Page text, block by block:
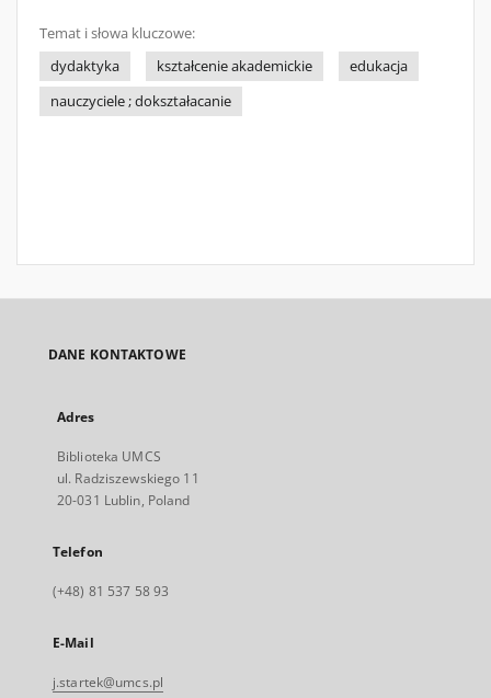
Temat i słowa kluczowe:
dydaktyka
kształcenie akademickie
edukacja
nauczyciele ; dokształacanie
DANE KONTAKTOWE
Adres
Biblioteka UMCS
ul. Radziszewskiego 11
20-031 Lublin, Poland
Telefon
(+48) 81 537 58 93
E-Mail
j.startek@umcs.pl